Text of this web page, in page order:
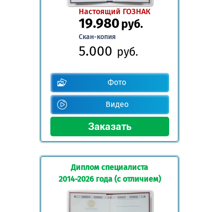
Настоящий ГОЗНАК
19.980руб.
Скан-копия
5.000 руб.
Фото
Видео
Диплом специалиста
2014-2026 года (с отличием)